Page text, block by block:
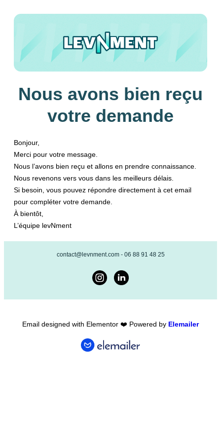
Nous avons bien reçu
votre demande
Bonjour,
Merci pour votre message.
Nous l’avons bien reçu et allons en prendre connaissance.
Nous revenons vers vous dans les meilleurs délais.
Si besoin, vous pouvez répondre directement à cet email
pour compléter votre demande.
À bientôt,
L’équipe levNment
contact@levnment.com - 06 88 91 48 25
Email designed with Elementor ❤️ Powered by Elemailer